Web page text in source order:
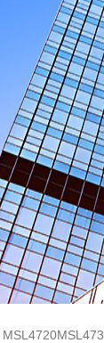
MSL4720MSL4730 轻轨高铁红